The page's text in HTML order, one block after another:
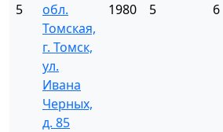
5
обл.
Томская,
г. Томск,
ул.
Ивана
Черных,
д. 85
1980 5 6